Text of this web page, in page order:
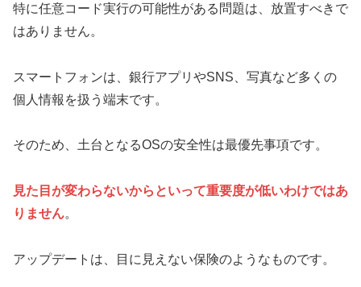
特に任意コード実行の可能性がある問題は、放置すべきで
はありません。
スマートフォンは、銀行アプリやSNS、写真など多くの
個人情報を扱う端末です。
そのため、土台となるOSの安全性は最優先事項です。
見た目が変わらないからといって重要度が低いわけではあ
りません。
アップデートは、目に見えない保険のようなものです。